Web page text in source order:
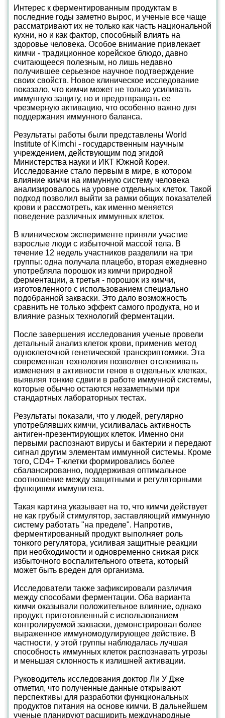
Интерес к ферментированным продуктам в
последние годы заметно вырос, и ученые все чаще
рассматривают их не только как часть национальной
кухни, но и как фактор, способный влиять на
здоровье человека. Особое внимание привлекает
кимчи - традиционное корейское блюдо, давно
считающееся полезным, но лишь недавно
получившее серьезное научное подтверждение
своих свойств. Новое клиническое исследование
показало, что кимчи может не только усиливать
иммунную защиту, но и предотвращать ее
чрезмерную активацию, что особенно важно для
поддержания иммунного баланса.
Результаты работы были представлены World
Institute of Kimchi - государственным научным
учреждением, действующим под эгидой
Министерства науки и ИКТ Южной Кореи.
Исследование стало первым в мире, в котором
влияние кимчи на иммунную систему человека
анализировалось на уровне отдельных клеток. Такой
подход позволил выйти за рамки общих показателей
крови и рассмотреть, как именно меняется
поведение различных иммунных клеток.
В клиническом эксперименте приняли участие
взрослые люди с избыточной массой тела. В
течение 12 недель участников разделили на три
группы: одна получала плацебо, вторая ежедневно
употребляла порошок из кимчи природной
ферментации, а третья - порошок из кимчи,
изготовленного с использованием специально
подобранной закваски. Это дало возможность
сравнить не только эффект самого продукта, но и
влияние разных технологий ферментации.
После завершения исследования ученые провели
детальный анализ клеток крови, применив метод
одноклеточной генетической транскриптомики. Эта
современная технология позволяет отслеживать
изменения в активности генов в отдельных клетках,
выявляя тонкие сдвиги в работе иммунной системы,
которые обычно остаются незаметными при
стандартных лабораторных тестах.
Результаты показали, что у людей, регулярно
употреблявших кимчи, усиливалась активность
антиген-презентирующих клеток. Именно они
первыми распознают вирусы и бактерии и передают
сигнал другим элементам иммунной системы. Кроме
того, CD4+ Т-клетки формировались более
сбалансированно, поддерживая оптимальное
соотношение между защитными и регуляторными
функциями иммунитета.
Такая картина указывает на то, что кимчи действует
не как грубый стимулятор, заставляющий иммунную
систему работать "на пределе". Напротив,
ферментированный продукт выполняет роль
тонкого регулятора, усиливая защитные реакции
при необходимости и одновременно снижая риск
избыточного воспалительного ответа, который
может быть вреден для организма.
Исследователи также зафиксировали различия
между способами ферментации. Оба варианта
кимчи оказывали положительное влияние, однако
продукт, приготовленный с использованием
контролируемой закваски, демонстрировал более
выраженное иммуномодулирующее действие. В
частности, у этой группы наблюдалась лучшая
способность иммунных клеток распознавать угрозы
и меньшая склонность к излишней активации.
Руководитель исследования доктор Ли У Дже
отметил, что полученные данные открывают
перспективы для разработки функциональных
продуктов питания на основе кимчи. В дальнейшем
ученые планируют расширить международные